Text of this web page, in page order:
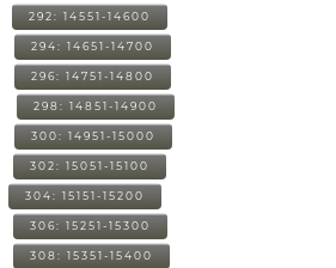
292: 14551-14600
294: 14651-14700
296: 14751-14800
298: 14851-14900
300: 14951-15000
302: 15051-15100
304: 15151-15200
306: 15251-15300
308: 15351-15400